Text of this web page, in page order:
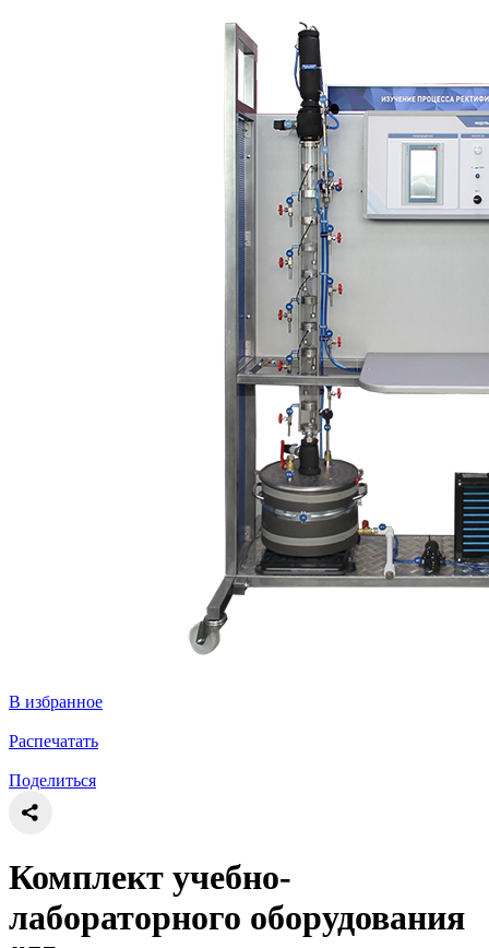
В избранное
Распечатать
Поделиться
Комплект учебно-
лабораторного оборудования